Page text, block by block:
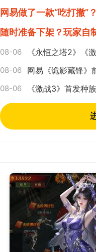
网易做了一款“吃打撤”
随时准备下架？玩家自
08-06 《永恒之塔2》《
08-06 网易《诡影藏锋》
08-06 《激战3》首发种